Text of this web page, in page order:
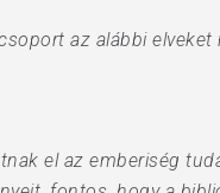
az alábbi
el az emberiség